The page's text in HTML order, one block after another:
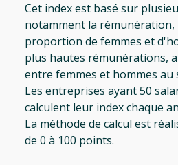
Cet index est basé sur
notamment la
proportion de femmes et
plus hautes rémunérations,
entre femmes et hommes au
Les entreprises ayant 50
calculent leur index chaque
La méthode de calcul est
de 0 à 100 points.